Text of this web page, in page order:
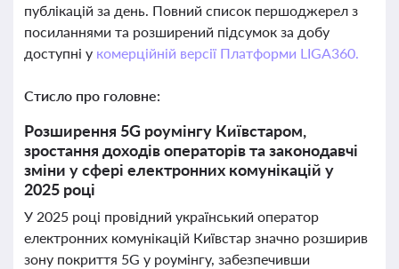
публікацій за день. Повний список першоджерел з
посиланнями та розширений підсумок за добу
доступні у комерційній версії Платформи LIGA360.
Стисло про головне:
Розширення 5G роумінгу Київстаром,
зростання доходів операторів та законодавчі
зміни у сфері електронних комунікацій у
2025 році
У 2025 році провідний український оператор
електронних комунікацій Київстар значно розширив
зону покриття 5G у роумінгу, забезпечивши